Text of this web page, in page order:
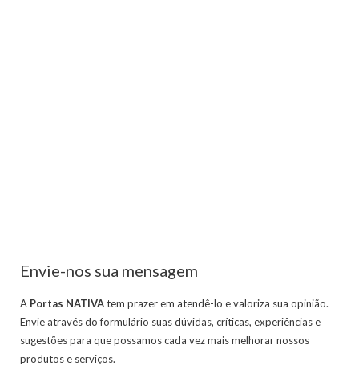
Envie-nos sua mensagem
A Portas NATIVAtem prazer em atendê-lo e valoriza sua opinião.
Envie através do formulário suas dúvidas, críticas, experiências e
sugestões para que possamos cada vez mais melhorar nossos
produtos e serviços.